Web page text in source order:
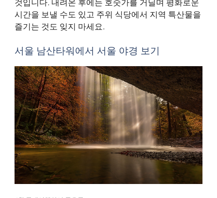
것입니다. 내려온 후에는 호숫가를 거닐며 평화로운
시간을 보낼 수도 있고 주위 식당에서 지역 특산물을
즐기는 것도 잊지 마세요.
서울 남산타워에서 서울 야경 보기